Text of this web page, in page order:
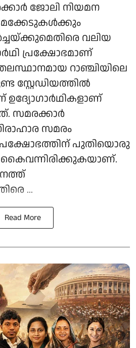
ജോലി നിയമന
വലിയ
പ്രക്ഷോഭമാണ്
റാഞ്ചിയിലെ
സ്റ്റേഡിയത്തിൽ
സമരക്കാർ
സമരം
പുതിയൊരു
കൈവന്നിരിക്കുകയാണ്.
...
Read More